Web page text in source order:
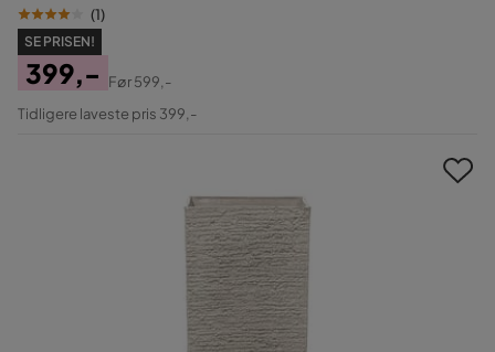
(1)
SE PRISEN!
Pris
399,-
Original
Før599,-
Tidligere laveste pris 399,-